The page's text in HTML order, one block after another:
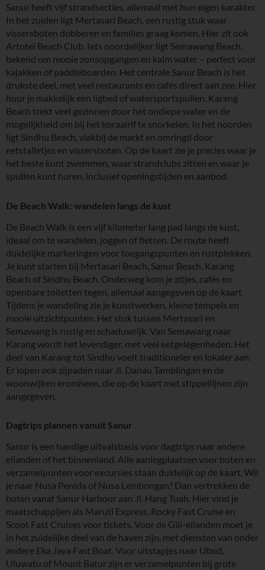
Sanur heeft vijf strandsecties, allemaal met hun eigen karakter.
In het zuiden ligt Mertasari Beach, een rustig stuk waar
vissersboten dobberen en families graag komen. Hier zit ook
Artotel Beach Club. Iets noordelijker ligt Semawang Beach,
bekend om mooie zonsopgangen en kalm water – perfect voor
kajakken of paddleboarden. Het centrale Sanur Beach is het
drukste deel, met veel restaurants en cafés direct aan zee. Hier
huur je makkelijk een ligbed of watersportspullen. Karang
Beach trekt veel gezinnen door het ondiepe water en de
mogelijkheid om bij het koraalrif te snorkelen. In het noorden
ligt Sindhu Beach, vlakbij de markt en omringd door
eetstalletjes en vissersboten. Op de kaart zie je precies waar je
het beste kunt zwemmen, waar strandclubs zitten en waar je
spullen kunt huren, inclusief openingstijden en aanbod.
De Beach Walk: wandelen langs de kust
De Beach Walk is een vijf kilometer lang pad langs de kust,
ideaal om te wandelen, joggen of fietsen. De route heeft
duidelijke markeringen voor toegangspunten en rustplekken.
Je kunt starten bij Mertasari Beach, Sanur Beach, Karang
Beach of Sindhu Beach. Onderweg kom je zitjes, cafés en
openbare toiletten tegen, allemaal aangegeven op de kaart.
Tijdens je wandeling zie je kunstwerken, kleine tempels en
mooie uitzichtpunten. Het stuk tussen Mertasari en
Semawang is rustig en schaduwrijk. Van Semawang naar
Karang wordt het levendiger, met veel eetgelegenheden. Het
deel van Karang tot Sindhu voelt traditioneler en lokaler aan.
Er lopen ook zijpaden naar Jl. Danau Tamblingan en de
woonwijken eromheen, die op de kaart met stippellijnen zijn
aangegeven.
Dagtrips plannen vanuit Sanur
Sanur is een handige uitvalsbasis voor dagtrips naar andere
eilanden of het binnenland. Alle aanlegplaatsen voor boten en
verzamelpunten voor excursies staan duidelijk op de kaart. Wil
je naar Nusa Penida of Nusa Lembongan? Dan vertrekken de
boten vanaf Sanur Harbour aan Jl. Hang Tuah. Hier vind je
maatschappijen als Maruti Express, Rocky Fast Cruise en
Scoot Fast Cruises voor tickets. Voor de Gili-eilanden moet je
in het zuidelijke deel van de haven zijn, met diensten van onder
andere Eka Jaya Fast Boat. Voor uitstapjes naar Ubud,
Uluwatu of Mount Batur zijn er verzamelpunten bij grote